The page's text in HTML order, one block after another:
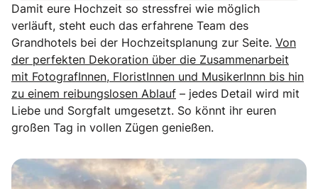
Damit eure Hochzeit so stressfrei wie möglich
verläuft, steht euch das erfahrene Team des
Grandhotels bei der Hochzeitsplanung zur Seite. Von
der perfekten Dekoration über die Zusammenarbeit
mit FotografInnen, FloristInnen und MusikerInnn bis hin
zu einem reibungslosen Ablauf – jedes Detail wird mit
Liebe und Sorgfalt umgesetzt. So könnt ihr euren
großen Tag in vollen Zügen genießen.